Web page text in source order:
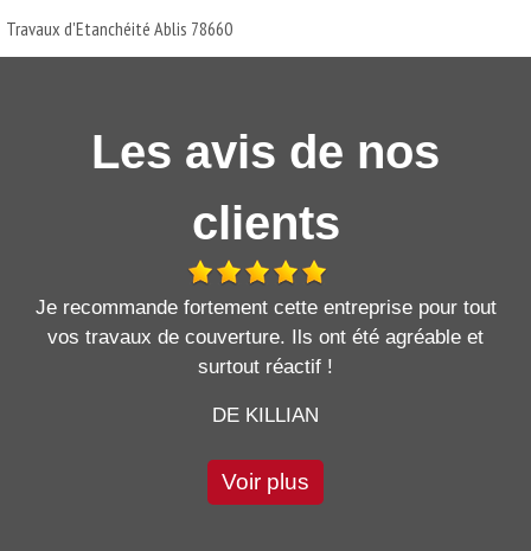
Travaux d'Etanchéité Ablis 78660
Les avis de nos
clients
Je recommande fortement cette entreprise pour tout
vos travaux de couverture. Ils ont été agréable et
surtout réactif !
DE KILLIAN
Voir plus